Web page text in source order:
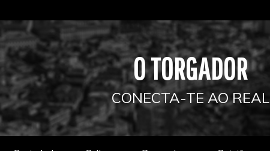
O TORGADOR
CONECTA-TE AO REAL